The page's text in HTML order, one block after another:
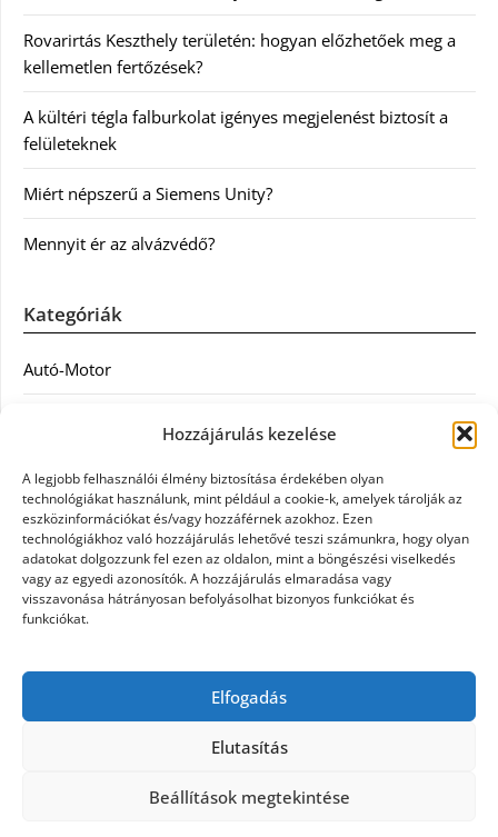
Hozzájárulás kezelése
A legjobb felhasználói élmény biztosítása érdekében olyan
technológiákat használunk, mint például a cookie-k, amelyek tárolják az
eszközinformációkat és/vagy hozzáférnek azokhoz. Ezen
technológiákhoz való hozzájárulás lehetővé teszi számunkra, hogy olyan
adatokat dolgozzunk fel ezen az oldalon, mint a böngészési viselkedés
vagy az egyedi azonosítók. A hozzájárulás elmaradása vagy
visszavonása hátrányosan befolyásolhat bizonyos funkciókat és
funkciókat.
Elfogadás
Elutasítás
Beállítások megtekintése
Rovarirtás Keszthely területén: hogyan előzhetőek meg a
kellemetlen fertőzések?
A kültéri tégla falburkolat igényes megjelenést biztosít a
felületeknek
Miért népszerű a Siemens Unity?
Mennyit ér az alvázvédő?
Kategóriák
Autó-Motor
Egészség
Egyéb
Étel
Szolgáltatás
Vásárlás
Webáruház